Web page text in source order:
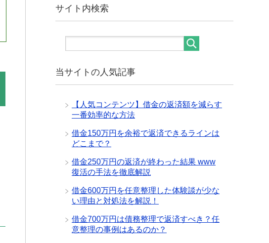
サイト内検索
当サイトの人気記事
【人気コンテンツ】借金の返済額を減らす
一番効率的な方法
借金150万円を余裕で返済できるラインは
どこまで？
借金250万円の返済が終わった結果 www
復活の手法を徹底解説
借金600万円を任意整理した体験談が少な
い理由と対処法を解説！
借金700万円は債務整理で返済すべき？任
意整理の事例はあるのか？